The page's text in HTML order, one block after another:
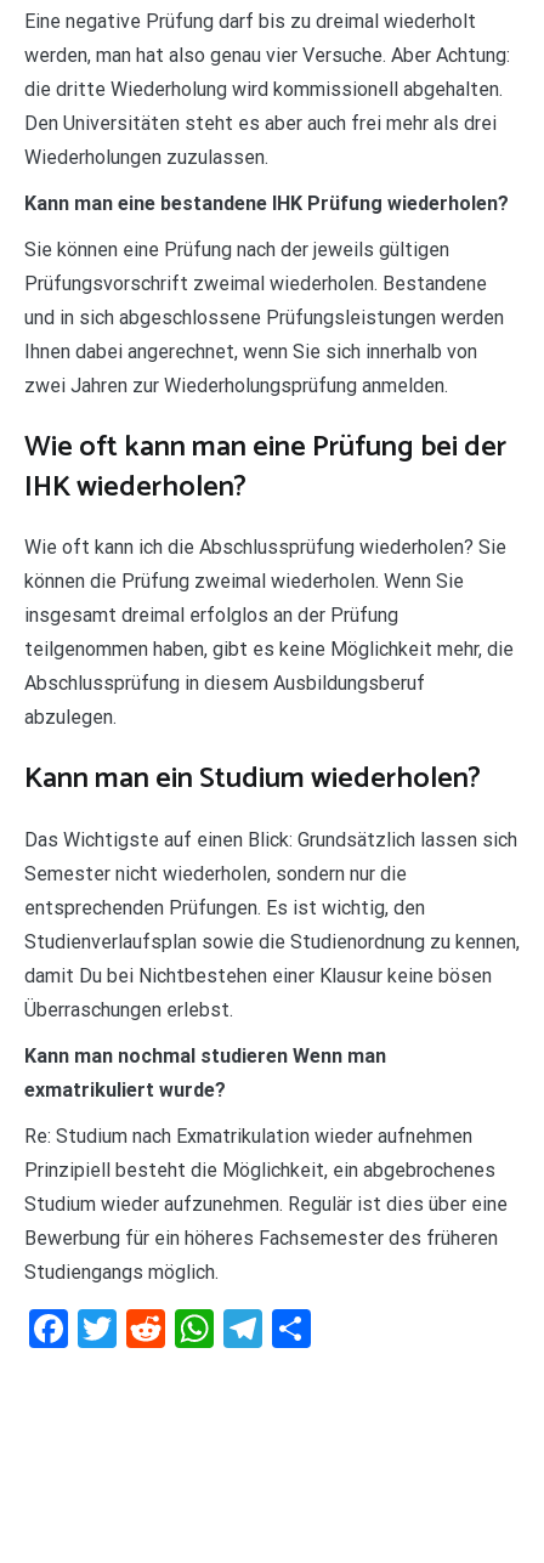
Eine negative Prüfung darf bis zu dreimal wiederholt
werden, man hat also genau vier Versuche. Aber Achtung:
die dritte Wiederholung wird kommissionell abgehalten.
Den Universitäten steht es aber auch frei mehr als drei
Wiederholungen zuzulassen.
Kann man eine bestandene IHK Prüfung wiederholen?
Sie können eine Prüfung nach der jeweils gültigen
Prüfungsvorschrift zweimal wiederholen. Bestandene
und in sich abgeschlossene Prüfungsleistungen werden
Ihnen dabei angerechnet, wenn Sie sich innerhalb von
zwei Jahren zur Wiederholungsprüfung anmelden.
Wie oft kann man eine Prüfung bei der
IHK wiederholen?
Wie oft kann ich die Abschlussprüfung wiederholen? Sie
können die Prüfung zweimal wiederholen. Wenn Sie
insgesamt dreimal erfolglos an der Prüfung
teilgenommen haben, gibt es keine Möglichkeit mehr, die
Abschlussprüfung in diesem Ausbildungsberuf
abzulegen.
Kann man ein Studium wiederholen?
Das Wichtigste auf einen Blick: Grundsätzlich lassen sich
Semester nicht wiederholen, sondern nur die
entsprechenden Prüfungen. Es ist wichtig, den
Studienverlaufsplan sowie die Studienordnung zu kennen,
damit Du bei Nichtbestehen einer Klausur keine bösen
Überraschungen erlebst.
Kann man nochmal studieren Wenn man
exmatrikuliert wurde?
Re: Studium nach Exmatrikulation wieder aufnehmen
Prinzipiell besteht die Möglichkeit, ein abgebrochenes
Studium wieder aufzunehmen. Regulär ist dies über eine
Bewerbung für ein höheres Fachsemester des früheren
Studiengangs möglich.
Facebook
Twitter
RedditWhatsApp
Telegram